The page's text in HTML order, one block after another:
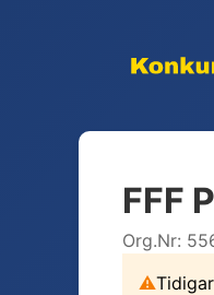
FFF
Org.Nr:
⚠